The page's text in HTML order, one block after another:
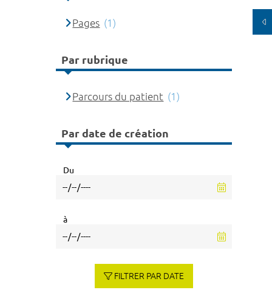
Pages (1)
Par rubrique
Parcours du patient (1)
Par date de création
Du
à
FILTRER PAR DATE